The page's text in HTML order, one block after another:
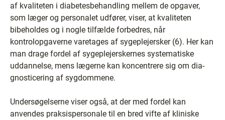
af kvaliteten i diabetesbehandling mellem de opgaver,
som læger og personalet udfører, viser, at kvaliteten
bibeholdes og i nogle tilfælde forbedres, når
kontrolopgaverne varetages af sygeplejersker (6). Her kan
man drage fordel af sygeplejerskernes systematiske
uddannelse, mens lægerne kan koncentrere sig om dia-
gnosticering af sygdommene.
Undersøgelserne viser også, at der med fordel kan
anvendes praksispersonale til en bred vifte af kliniske